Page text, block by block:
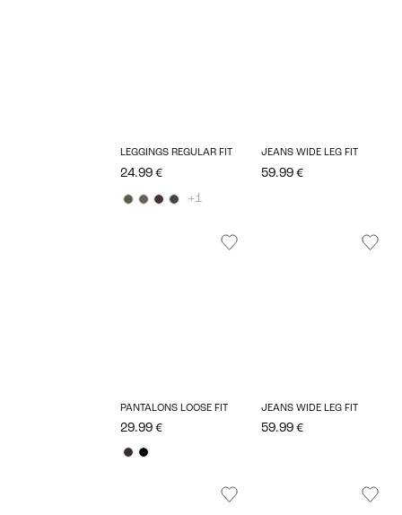
LEGGINGS REGULAR FIT
24.99 €
+1
JEANS WIDE LEG FIT
59.99 €
PANTALONS LOOSE FIT
29.99 €
JEANS WIDE LEG FIT
59.99 €